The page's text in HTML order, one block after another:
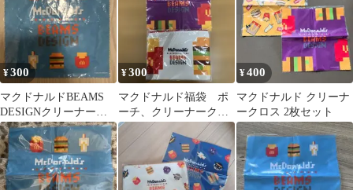
¥300
マクドナルドBEAMS
DESIGNクリーナーク
ロス/2025福袋
¥300
マクドナルド福袋 ポ
ーチ、クリーナークロ
ス セット
¥400
マクドナルド クリーナ
ークロス 2枚セット